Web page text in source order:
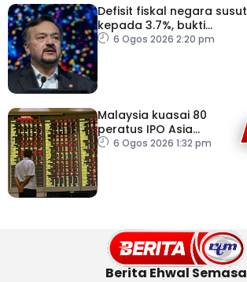
Defisit fiskal negara susut
kepada 3.7%, bukti
keyakinan pelabur masih
6 Ogos 2026 2:20 pm
Malaysia kuasai 80
peratus IPO Asia
Tenggara, kumpul AS$1.4
6 Ogos 2026 1:32 pm
Berita Ehwal Semasa